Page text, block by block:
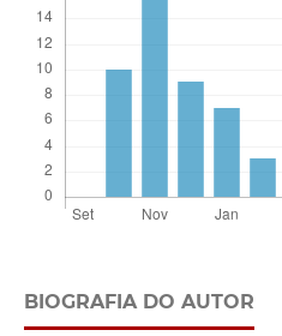
BIOGRAFIA DO AUTOR